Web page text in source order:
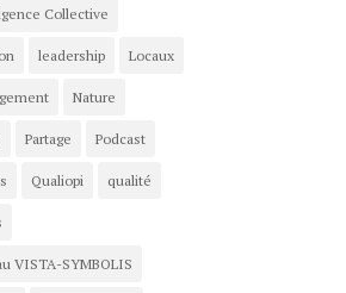
Collective
leadership Locaux
Nature
Partage Podcast
Qualiopi qualité
VISTA-SYMBOLIS